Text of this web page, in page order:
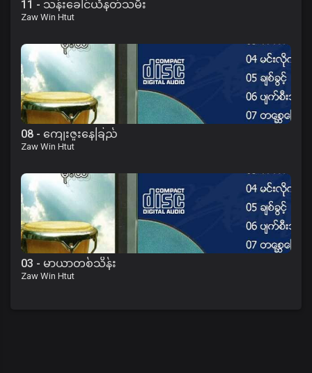
11 - သန်းခေါင်ယံနတ်သမီး
Zaw Win Htut
08 - ကျေးဇူးနေခြည်
Zaw Win Htut
03 - မာယာတစ်သိန်း
Zaw Win Htut